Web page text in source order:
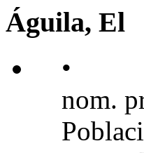
Águila, El
•
nom.